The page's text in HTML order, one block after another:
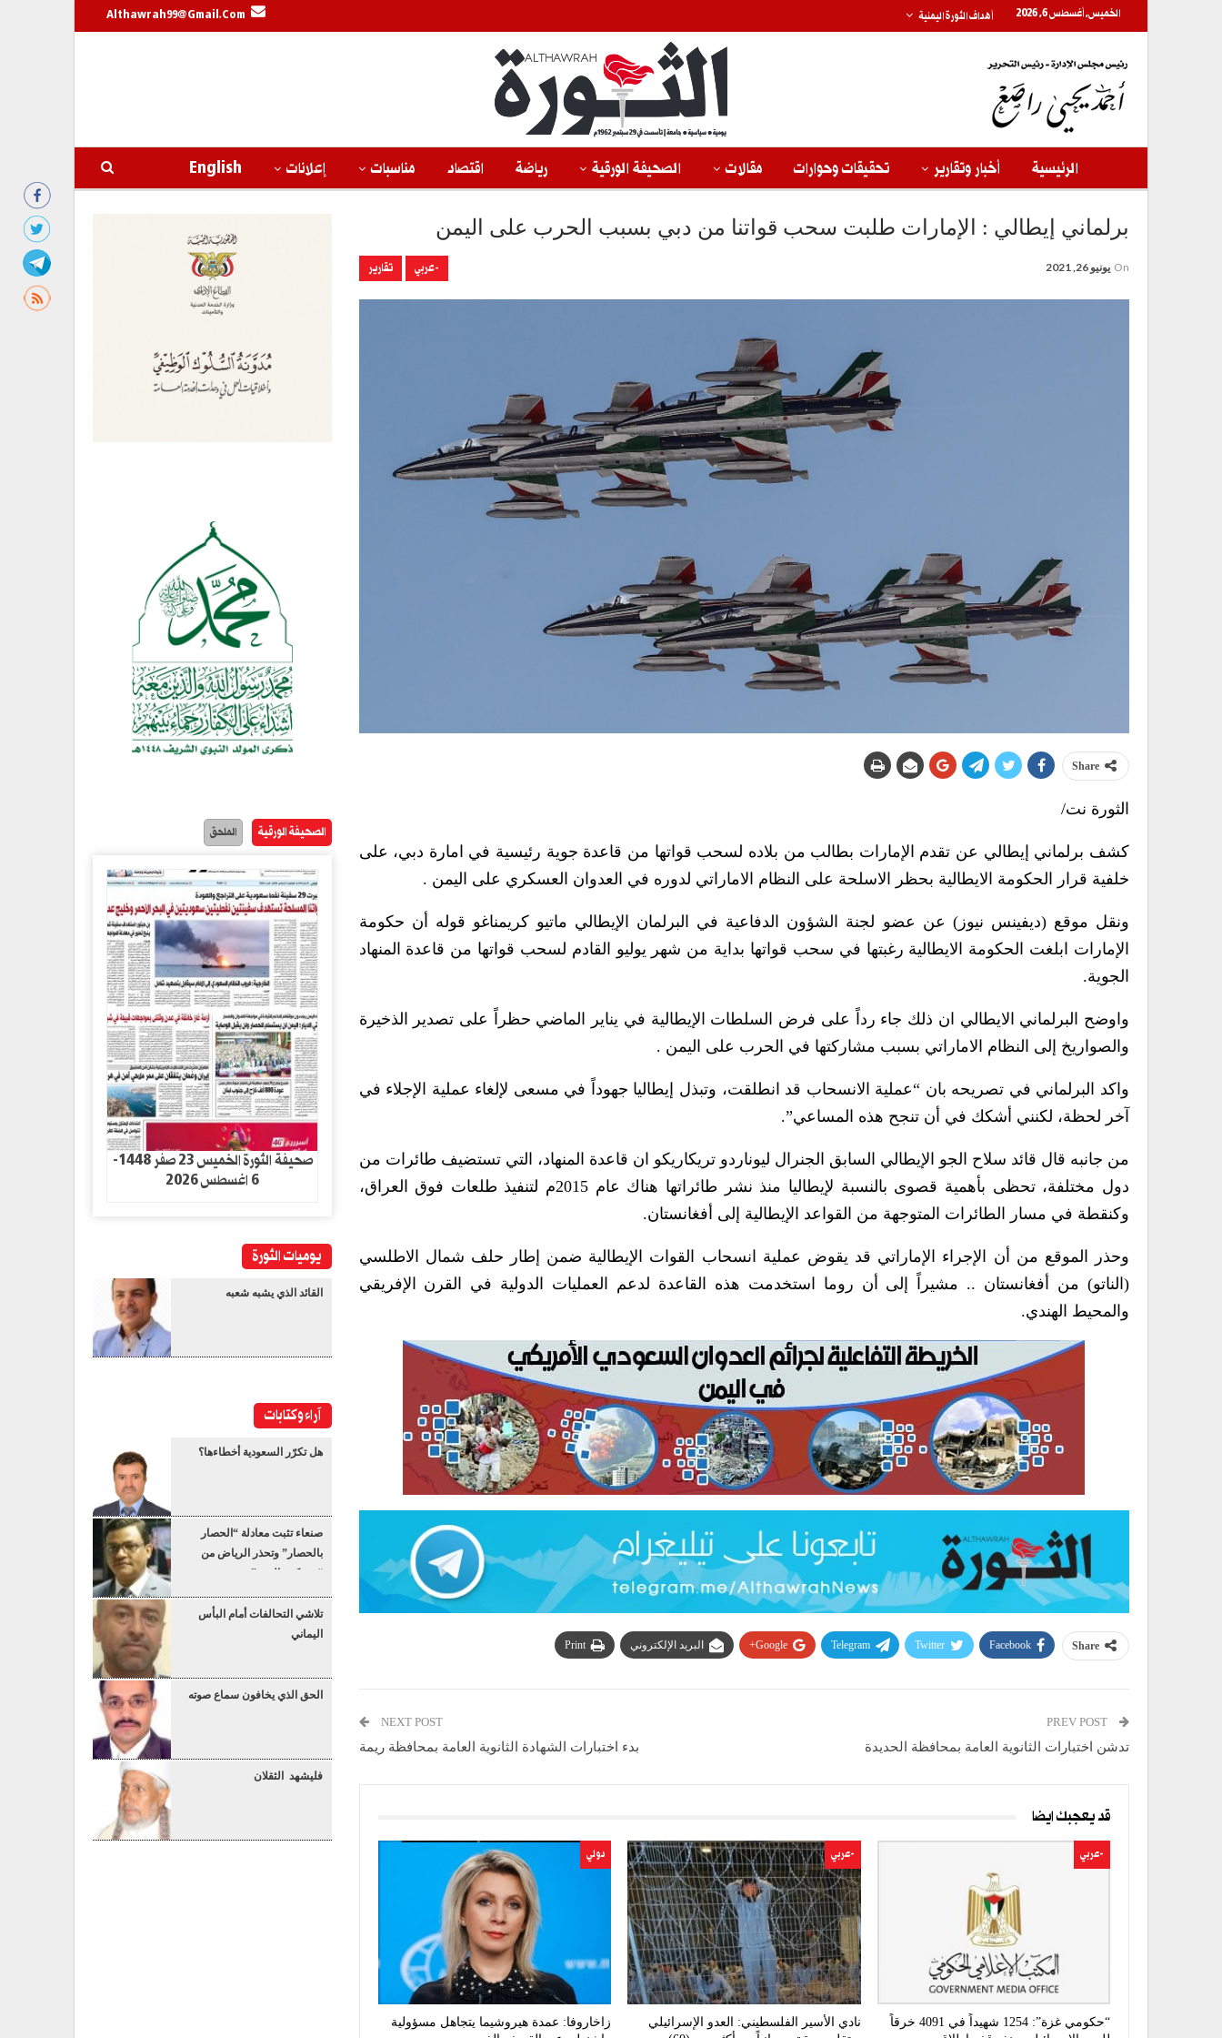
الخميس, أغسطس 6, 2026 أهداف الثورة اليمنية Althawrah99@gmail.com
الرئيسية أخبار وتقارير تحقيقات وحوارات مقالات الصحيفة الورقية رياضة اقتصاد مناسبات إعلانات English
برلماني إيطالي : الإمارات طلبت سحب قواتنا من دبي بسبب الحرب على اليمن
-عربي تقارير On يونيو 26, 2021
Share
الثورة نت/
كشف برلماني إيطالي عن تقدم الإمارات بطالب من بلاده لسحب قواتها من قاعدة جوية رئيسية في امارة دبي، على
خلفية قرار الحكومة الايطالية بحظر الاسلحة على النظام الاماراتي لدوره في العدوان العسكري على اليمن .
ونقل موقع (ديفينس نيوز) عن عضو لجنة الشؤون الدفاعية في البرلمان الإيطالي ماتيو كريمناغو قوله أن حكومة
الإمارات ابلغت الحكومة الايطالية رغبتها في سحب قواتها بداية من شهر يوليو القادم لسحب قواتها من قاعدة المنهاد
الجوية.
واوضح البرلماني الايطالي ان ذلك جاء رداً على فرض السلطات الإيطالية في يناير الماضي حظراً على تصدير الذخيرة
والصواريخ إلى النظام الاماراتي بسبب مشاركتها في الحرب على اليمن .
واكد البرلماني في تصريحه بان “عملية الانسحاب قد انطلقت، وتبذل إيطاليا جهوداً في مسعى لإلغاء عملية الإجلاء في
آخر لحظة، لكنني أشكك في أن تنجح هذه المساعي”.
من جانبه قال قائد سلاح الجو الإيطالي السابق الجنرال ليوناردو تريكاريكو ان قاعدة المنهاد، التي تستضيف طائرات من
دول مختلفة، تحظى بأهمية قصوى بالنسبة لإيطاليا منذ نشر طائراتها هناك عام 2015م لتنفيذ طلعات فوق العراق،
وكنقطة في مسار الطائرات المتوجهة من القواعد الإيطالية إلى أفغانستان.
وحذر الموقع من أن الإجراء الإماراتي قد يقوض عملية انسحاب القوات الإيطالية ضمن إطار حلف شمال الاطلسي
(الناتو) من أفغانستان .. مشيراً إلى أن روما استخدمت هذه القاعدة لدعم العمليات الدولية في القرن الإفريقي
والمحيط الهندي.
Share
Facebook
Twitter
Telegram
Google+ البريد الإلكتروني Print
تدشن اختبارات الثانوية العامة بمحافظة الحديدة
NEXT POST
بدء اختبارات الشهادة الثانوية العامة بمحافظة ريمة
قد يعجبك ايضا
-عربي
“حكومي غزة”: 1254 شهيداً في 4091 خرقاً
-عربي
نادي الأسير الفلسطيني: العدو الإسرائيلي
دولي
زاخاروفا: عمدة هيروشيما يتجاهل مسؤولية
الصحيفة الورقية الملحق
صحيفة الثورة الخميس 23 صفر 1448-
6 اغسطس 2026
يوميات الثورة
القائد الذي يشبه شعبه
آراء وكتابات
هل تكرّر السعودية أخطاءها؟
صنعاء تثبت معادلة “الحصار
بالحصار” وتحذر الرياض من
“عسكرة البحر”
تلاشي التحالفات أمام البأس
اليماني
الحق الذي يخافون سماع صوته
فليشهد الثقلان